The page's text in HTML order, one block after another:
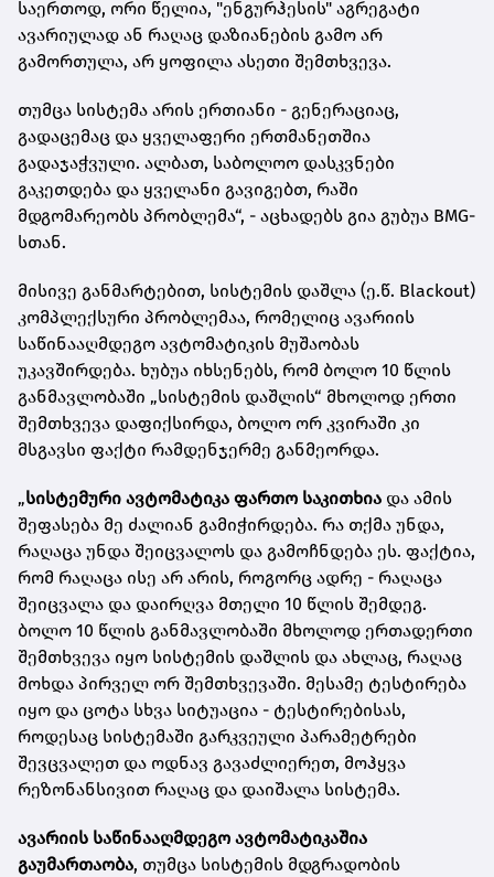
საერთოდ, ორი წელია, "ენგურჰესის" აგრეგატი
ავარიულად ან რაღაც დაზიანების გამო არ
გამორთულა, არ ყოფილა ასეთი შემთხვევა.
თუმცა სისტემა არის ერთიანი - გენერაციაც,
გადაცემაც და ყველაფერი ერთმანეთშია
გადაჯაჭვული. ალბათ, საბოლოო დასკვნები
გაკეთდება და ყველანი გავიგებთ, რაში
მდგომარეობს პრობლემა“, - აცხადებს გია გუბუა BMG-
სთან.
მისივე განმარტებით, სისტემის დაშლა (ე.წ. Blackout)
კომპლექსური პრობლემაა, რომელიც ავარიის
საწინააღმდეგო ავტომატიკის მუშაობას
უკავშირდება. ხუბუა იხსენებს, რომ ბოლო 10 წლის
განმავლობაში „სისტემის დაშლის“ მხოლოდ ერთი
შემთხვევა დაფიქსირდა, ბოლო ორ კვირაში კი
მსგავსი ფაქტი რამდენჯერმე განმეორდა.
„სისტემური ავტომატიკა ფართო საკითხია და ამის
შეფასება მე ძალიან გამიჭირდება. რა თქმა უნდა,
რაღაცა უნდა შეიცვალოს და გამოჩნდება ეს. ფაქტია,
რომ რაღაცა ისე არ არის, როგორც ადრე - რაღაცა
შეიცვალა და დაირღვა მთელი 10 წლის შემდეგ.
ბოლო 10 წლის განმავლობაში მხოლოდ ერთადერთი
შემთხვევა იყო სისტემის დაშლის და ახლაც, რაღაც
მოხდა პირველ ორ შემთხვევაში. მესამე ტესტირება
იყო და ცოტა სხვა სიტუაცია - ტესტირებისას,
როდესაც სისტემაში გარკვეული პარამეტრები
შევცვალეთ და ოდნავ გავაძლიერეთ, მოჰყვა
რეზონანსივით რაღაც და დაიშალა სისტემა.
ავარიის საწინააღმდეგო ავტომატიკაშია
გაუმართაობა, თუმცა სისტემის მდგრადობის